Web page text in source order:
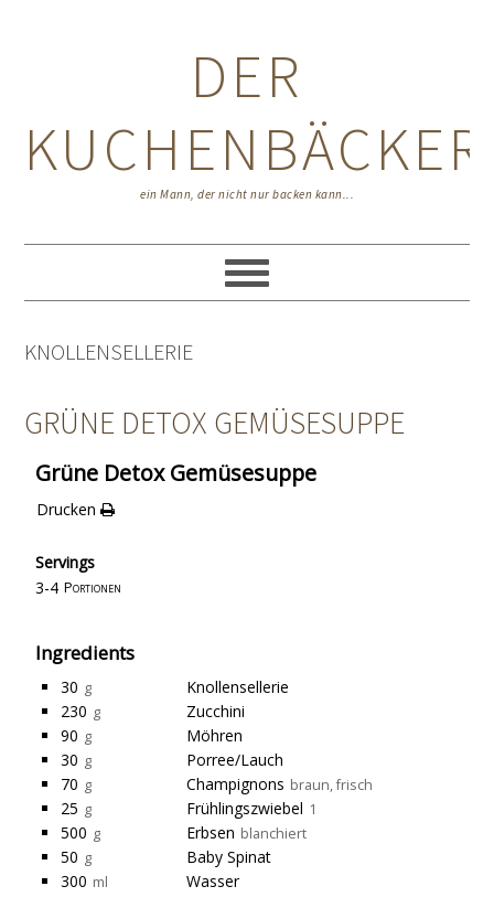
DER
KUCHENBÄCKER
ein Mann, der nicht nur backen kann...
KNOLLENSELLERIE
GRÜNE DETOX GEMÜSESUPPE
Grüne Detox Gemüsesuppe
Drucken
Servings
3-4 Portionen
Ingredients
30 g
Knollensellerie
230 g
Zucchini
90 g
Möhren
30 g
Porree/Lauch
70 g Champignons braun, frisch
25 g Frühlingszwiebel 1
500 g Erbsen blanchiert
50 g
Baby Spinat
300 ml
Wasser